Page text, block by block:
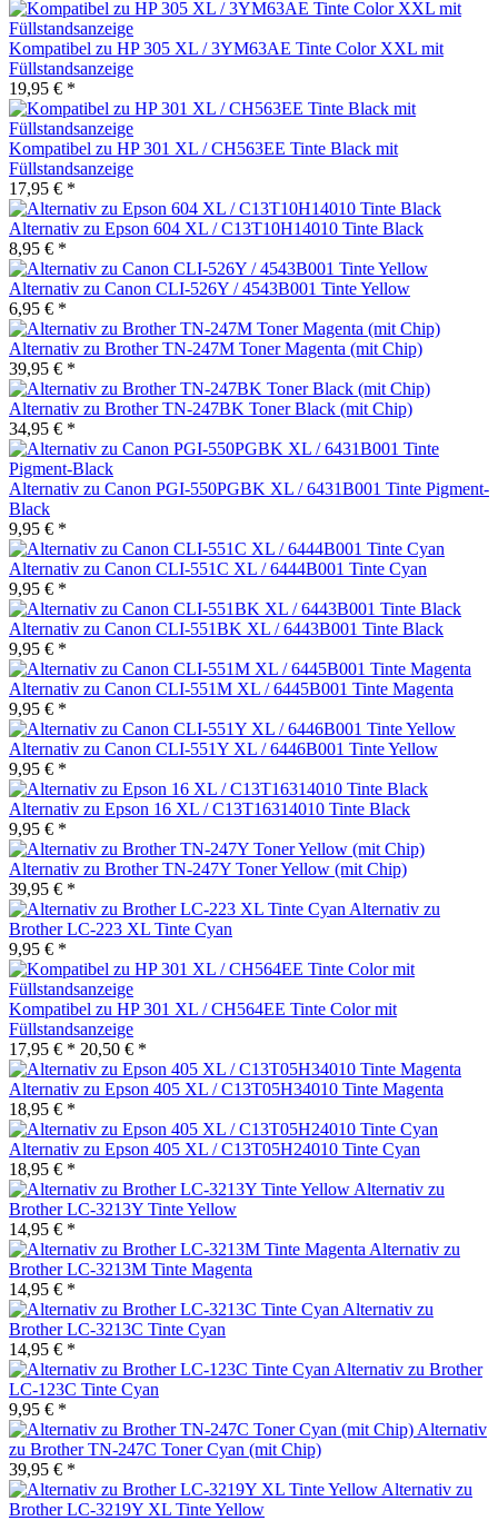
Kompatibel zu HP 305 XL / 3YM63AE Tinte Color XXL mit
Füllstandsanzeige
19,95 € *
Kompatibel zu HP 301 XL / CH563EE Tinte Black mit
Füllstandsanzeige
17,95 € *
Alternativ zu Epson 604 XL / C13T10H14010 Tinte Black
8,95 € *
Alternativ zu Canon CLI-526Y / 4543B001 Tinte Yellow
6,95 € *
Alternativ zu Brother TN-247M Toner Magenta (mit Chip)
39,95 € *
Alternativ zu Brother TN-247BK Toner Black (mit Chip)
34,95 € *
Alternativ zu Canon PGI-550PGBK XL / 6431B001 Tinte Pigment-
Black
9,95 € *
Alternativ zu Canon CLI-551C XL / 6444B001 Tinte Cyan
9,95 € *
Alternativ zu Canon CLI-551BK XL / 6443B001 Tinte Black
9,95 € *
Alternativ zu Canon CLI-551M XL / 6445B001 Tinte Magenta
9,95 € *
Alternativ zu Canon CLI-551Y XL / 6446B001 Tinte Yellow
9,95 € *
Alternativ zu Epson 16 XL / C13T16314010 Tinte Black
9,95 € *
Alternativ zu Brother TN-247Y Toner Yellow (mit Chip)
39,95 € *
Alternativ zu
Brother LC-223 XL Tinte Cyan
9,95 € *
Kompatibel zu HP 301 XL / CH564EE Tinte Color mit
Füllstandsanzeige
17,95 € * 20,50 € *
Alternativ zu Epson 405 XL / C13T05H34010 Tinte Magenta
18,95 € *
Alternativ zu Epson 405 XL / C13T05H24010 Tinte Cyan
18,95 € *
Alternativ zu
Brother LC-3213Y Tinte Yellow
14,95 € *
Alternativ zu
Brother LC-3213M Tinte Magenta
14,95 € *
Alternativ zu
Brother LC-3213C Tinte Cyan
14,95 € *
Alternativ zu Brother
LC-123C Tinte Cyan
9,95 € *
Alternativ
zu Brother TN-247C Toner Cyan (mit Chip)
39,95 € *
Alternativ zu
Brother LC-3219Y XL Tinte Yellow